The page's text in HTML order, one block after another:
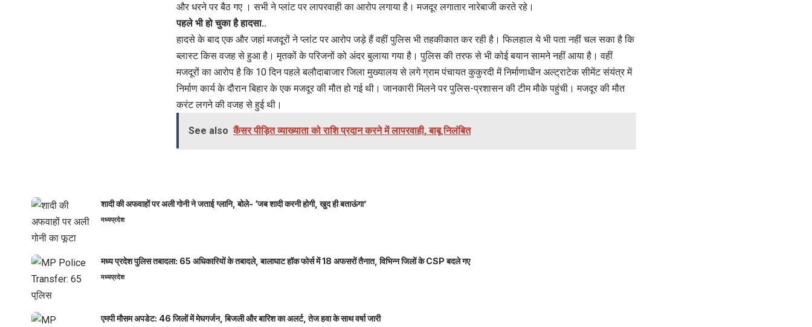
और धरने पर बैठ गए । सभी ने प्लांट पर लापरवाही का आरोप लगाया है। मजदूर लगातार नारेबाजी करते रहे।
पहले भी हो चुका है हादसा..
हादसे के बाद एक और जहां मजदूरों ने प्लांट पर आरोप जड़े हैं वहीं पुलिस भी तहकीकात कर रही है। फिलहाल ये भी पता नहीं चल सका है कि
ब्लास्ट किस वजह से हुआ है। मृतकों के परिजनों को अंदर बुलाया गया है। पुलिस की तरफ से भी कोई बयान सामने नहीं आया है। वहीं
मजदूरों का आरोप है कि 10 दिन पहले बलौदाबाजार जिला मुख्यालय से लगे ग्राम पंचायत कुकुरदी में निर्माणाधीन अल्ट्राटेक सीमेंट संयंत्र में
निर्माण कार्य के दौरान बिहार के एक मजदूर की मौत हो गई थी। जानकारी मिलने पर पुलिस-प्रशासन की टीम मौके पहुंची। मजदूर की मौत
करंट लगने की वजह से हुई थी।
See also कैंसर पीड़ित व्याख्याता को राशि प्रदान करने में लापरवाही, बाबू निलंबित
शादी की अफवाहों पर अली गोनी ने जताई ग्लानि, बोले- ‘जब शादी करनी होगी, खुद ही बताऊंगा’
मध्यप्रदेश
मध्य प्रदेश पुलिस तबादला: 65 अधिकारियों के तबादले, बालाघाट हॉक फोर्स में 18 अफसरों तैनात, विभिन्न जिलों के CSP बदले गए
मध्यप्रदेश
एमपी मौसम अपडेट: 46 जिलों में मेघगर्जन, बिजली और बारिश का अलर्ट, तेज हवा के साथ वर्षा जारी